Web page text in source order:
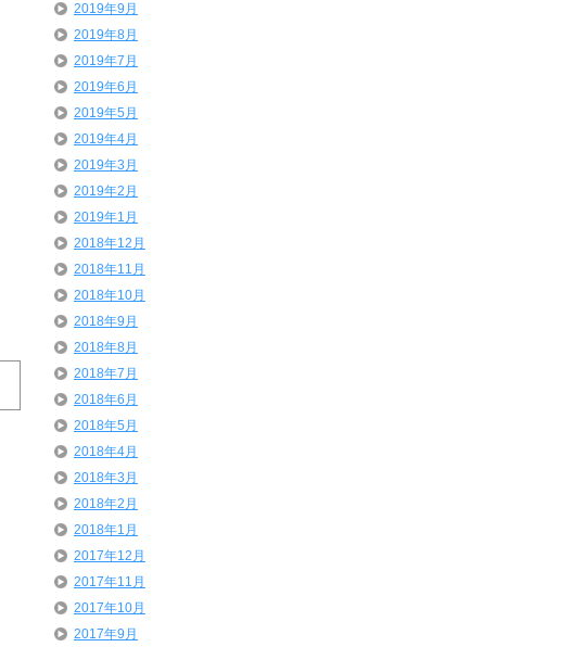
2019年9月
2019年8月
2019年7月
2019年6月
2019年5月
2019年4月
2019年3月
2019年2月
2019年1月
2018年12月
2018年11月
2018年10月
2018年9月
2018年8月
2018年7月
2018年6月
2018年5月
2018年4月
2018年3月
2018年2月
2018年1月
2017年12月
2017年11月
2017年10月
2017年9月